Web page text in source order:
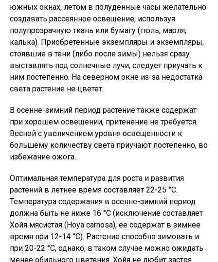
южных окнах, летом в полуденные часы желательно
создавать рассеянное освещение, используя
полупрозрачную ткань или бумагу (тюль, марля,
калька). Приобретенные экземпляры и экземпляры,
стоявшие в тени (либо после зимы) нельзя сразу
выставлять под солнечные лучи, следует приучать к
ним постепенно. На северном окне из-за недостатка
света растение не цветет.
В осенне-зимний период растение также содержат
при хорошем освещении, притенение не требуется.
Весной с увеличением уровня освещенности к
большему количеству света приучают постепенно, во
избежание ожога.
Оптимальная температура для роста и развития
растений в летнее время составляет 22-25 °С.
Температура содержания в осенне-зимний период
должна быть не ниже 16 °С (исключение составляет
Хойя мясистая (Hoya carnosa), ее содержат в зимнее
время при 12-14 °С). Растение способно зимовать и
при 20-22 °С, однако, в таком случае можно ожидать
менее обильного цветения. Хойя не любит застоя